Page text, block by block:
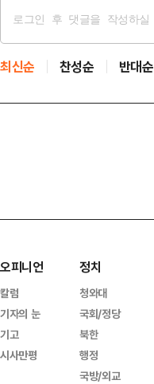
최신순 찬성순 반대순
오피니언
칼럼
기자의 눈
기고
시사만평
정치
청와대
국회/정당
북한
행정
국방/외교